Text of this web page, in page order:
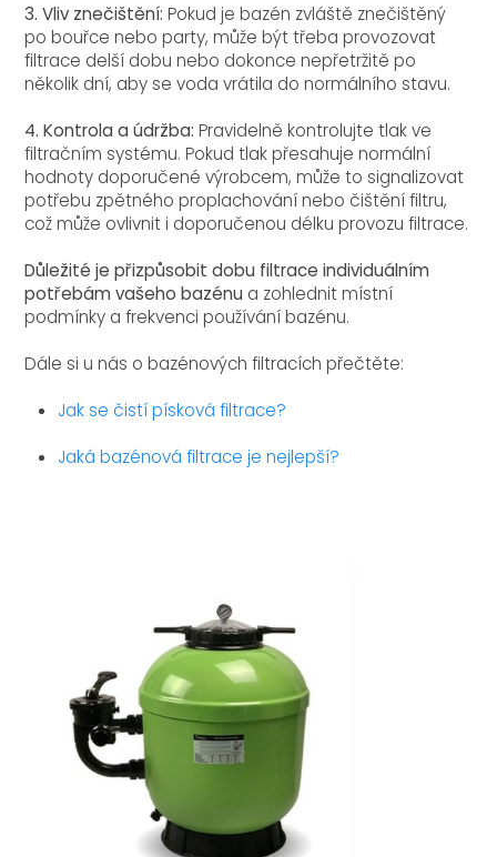
3. Vliv znečištění: Pokud je bazén zvláště znečištěný
po bouřce nebo party, může být třeba provozovat
filtrace delší dobu nebo dokonce nepřetržitě po
několik dní, aby se voda vrátila do normálního stavu.
4. Kontrola a údržba: Pravidelně kontrolujte tlak ve
filtračním systému. Pokud tlak přesahuje normální
hodnoty doporučené výrobcem, může to signalizovat
potřebu zpětného proplachování nebo čištění filtru,
což může ovlivnit i doporučenou délku provozu filtrace.
Důležité je přizpůsobit dobu filtrace individuálním
potřebám vašeho bazénu a zohlednit místní
podmínky a frekvenci používání bazénu.
Dále si u nás o bazénových filtracích přečtěte:
Jak se čistí písková filtrace?
Jaká bazénová filtrace je nejlepší?